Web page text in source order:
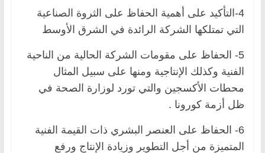
4-التأكيد على أهمية الحفاظ على الثروة الصناعية
التي تمتلكها الشركة الرائدة في الشرق الأوسط
5- الحفاظ على مقومات الشركة الحالية من الناحية
الفنية وكذلك الإنتاجية ومنها على سبيل المثال
محطات الأكسجين والتي تورد لوزارة الصحة في
ظل أزمة كورونا .
6- الحفاظ على العنصر البشري ذات القيمة الفنية
المتميزة من أجل التطوير وزيادة الإنتاج ورفع